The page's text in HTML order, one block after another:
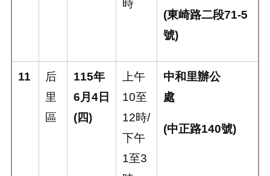
時
(東崎路二段71-5
號)
11
后
里
區
115年
6月 4日
(四)
上午
10至
12時/
下午
1至3
中和里辦公
處
(中正路140號)